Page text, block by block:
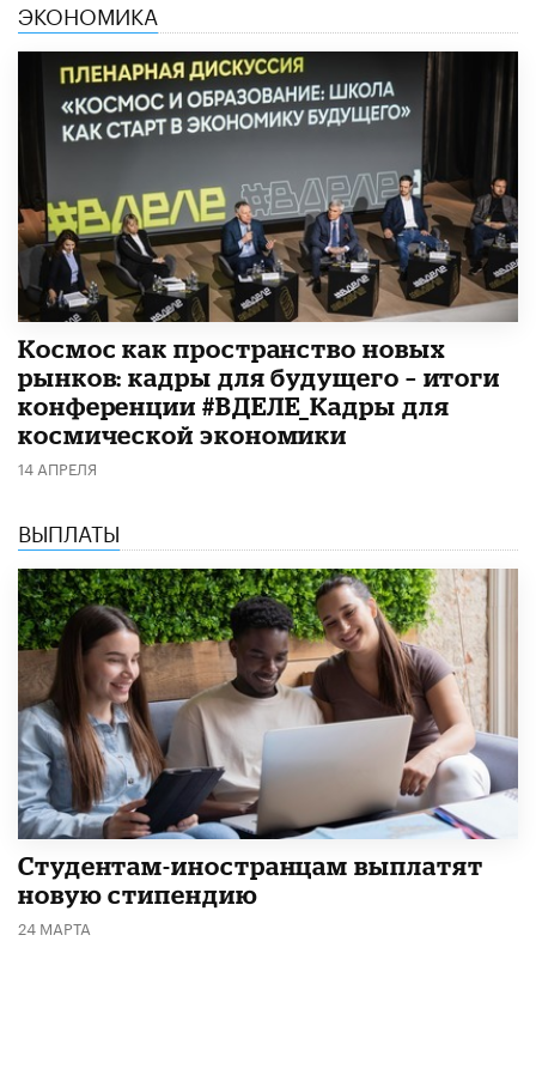
ЭКОНОМИКА
Космос как пространство новых
рынков: кадры для будущего – итоги
конференции #ВДЕЛЕ_Кадры для
космической экономики
14 АПРЕЛЯ
ВЫПЛАТЫ
Студентам-иностранцам выплатят
новую стипендию
24 МАРТА